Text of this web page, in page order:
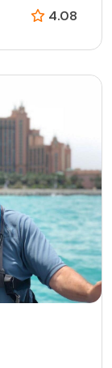
4.08